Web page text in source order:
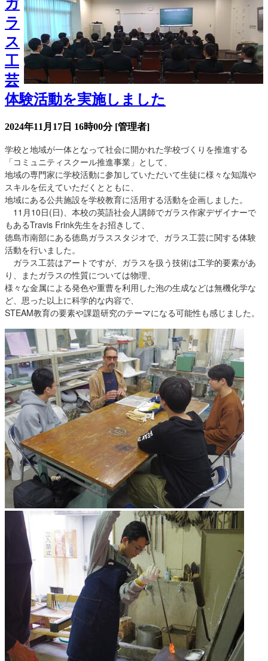
ガ
ラ
ス
工
芸
体験活動を実施しました
2024年11月17日 16時00分 [管理者]
学校と地域が一体となって社会に開かれた学校づくりを推進する
「コミュニティスクール推進事業」として、
地域の専門家に学校活動に参加していただいて生徒に様々な知識や
スキルを伝えていただくとともに、
地域にある公共施設を学校教育に活用する活動を企画しました。
11月10日(日)、本校の英語社会人講師でガラス作家デザイナーで
もあるTravis Frink先生をお招きして、
徳島市南部にある徳島ガラススタジオで、ガラス工芸に関する体験
活動を行いました。
ガラス工芸はアートですが、ガラスを扱う技術は工学的要素があ
り、またガラスの性質については物理、
様々な金属による発色や重曹を利用した泡の生成などは無機化学な
ど、思った以上に科学的な内容で、
STEAM教育の要素や課題研究のテーマになる可能性も感じました。